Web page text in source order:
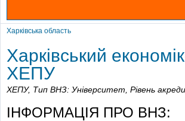
Харківська область
Харківський
ХЕПУ
ХЕПУ, Тип ВНЗ: Університет, Рівень
ІНФОРМАЦІЯ ПРО ВНЗ: